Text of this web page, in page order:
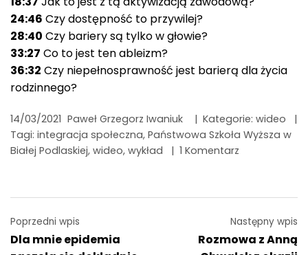
24:46 Czy dostępność to przywilej?
28:40 Czy bariery są tylko w głowie?
33:27 Co to jest ten ableizm?
36:32 Czy niepełnosprawność jest barierą dla życia
rodzinnego?
14/03/2021 Paweł Grzegorz Iwaniuk | Kategorie: wideo
|
Tagi: integracja społeczna, Państwowa Szkoła Wyższa w
Białej Podlaskiej, wideo, wykład | 1 Komentarz
Nawigacja
wpisu
Poprzedni wpis
Dla mnie epidemia
Następny wpis
Rozmowa z Anną